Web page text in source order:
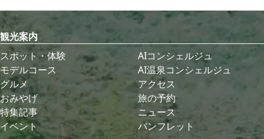
観光案内
スポット・体験
モデルコース
グルメ
おみやげ
特集記事
イベント
AIコンシェルジュ
AI温泉コンシェルジュ
アクセス
旅の予約
ニュース
パンフレット